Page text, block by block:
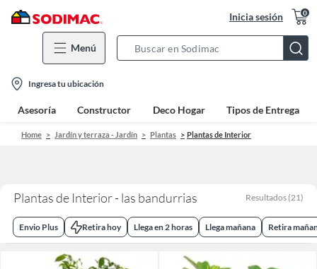
Inicia sesión 0
Menú
Bar
location-
icon
Ingresa tu ubicación
Asesoría Constructor Deco Hogar Tipos de Entrega
Home Jardín y terraza - Jardín Plantas Plantas de Interior
Plantas de Interior - las bandurrias Resultados (21)
Envio Plus Retira hoy Llega en 2 horas Llega mañana Retira